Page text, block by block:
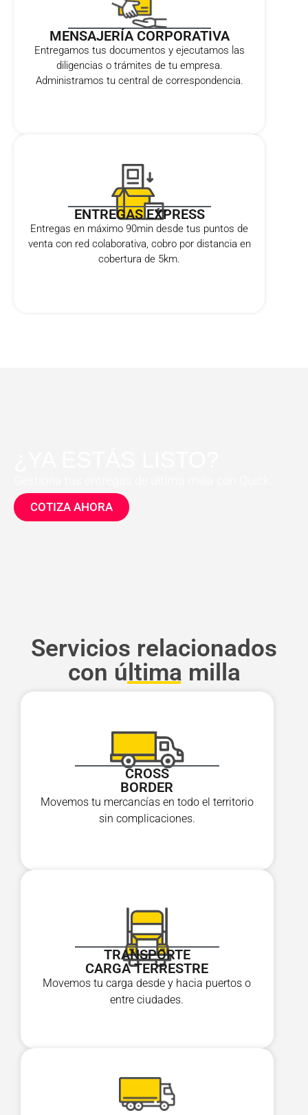
MENSAJERÍA CORPORATIVA
Entregamos tus documentos y ejecutamos las
diligencias o trámites de tu empresa.
Administramos tu central de correspondencia.
ENTREGAS EXPRESS
Entregas en máximo 90min desde tus puntos de
venta con red colaborativa, cobro por distancia en
cobertura de 5km.
COTIZA AHORA
Servicios relacionados
con última milla
CROSS
BORDER
Movemos tu mercancías en todo el territorio
sin complicaciones.
TRANSPORTE
CARGA TERRESTRE
Movemos tu carga desde y hacia puertos o
entre ciudades.